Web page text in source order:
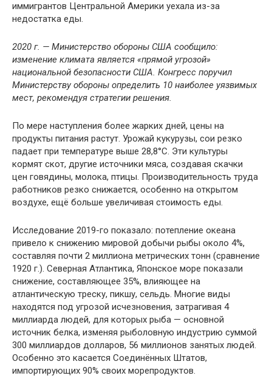
иммигрантов Центральной Америки уехала из-за
недостатка еды.
2020 г. — Министерство обороны США сообщило:
изменение климата является «прямой угрозой»
национальной безопасности США. Конгресс поручил
Министерству обороны определить 10 наиболее уязвимых
мест, рекомендуя стратегии решения.
По мере наступления более жарких дней, цены на
продукты питания растут. Урожай кукурузы, сои резко
падает при температуре выше 28,8°C. Эти культуры
кормят скот, другие источники мяса, создавая скачки
цен говядины, молока, птицы. Производительность труда
работников резко снижается, особенно на открытом
воздухе, ещё больше увеличивая стоимость еды.
Исследование 2019-го показало: потепление океана
привело к снижению мировой добычи рыбы около 4%,
составляя почти 2 миллиона метрических тонн (сравнение
1920 г.). Северная Атлантика, Японское море показали
снижение, составляющее 35%, влияющее на
атлантическую треску, пикшу, сельдь. Многие виды
находятся под угрозой исчезновения, затрагивая 4
миллиарда людей, для которых рыба — основной
источник белка, изменяя рыболовную индустрию суммой
300 миллиардов долларов, 56 миллионов занятых людей.
Особенно это касается Соединённых Штатов,
импортирующих 90% своих морепродуктов.